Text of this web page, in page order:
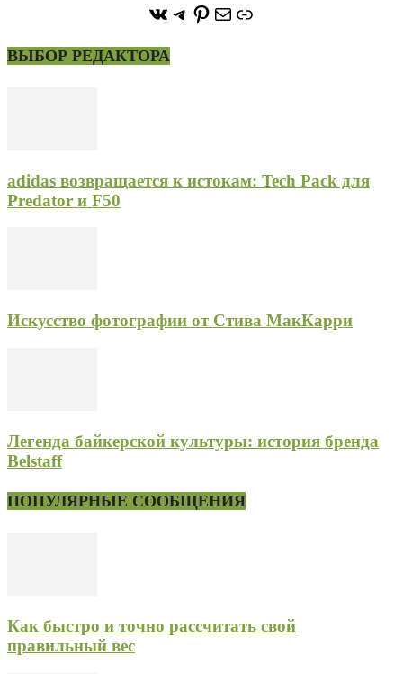
https://vk.com/
https://t.me/stoneforest
https://
ПочтаСсылка
ВЫБОР РЕДАКТОРА
adidas возвращается к истокам: Tech Pack для
Predator и F50
Искусство фотографии от Стива МакКарри
Легенда байкерской культуры: история бренда
Belstaff
ПОПУЛЯРНЫЕ СООБЩЕНИЯ
Как быстро и точно рассчитать свой
правильный вес